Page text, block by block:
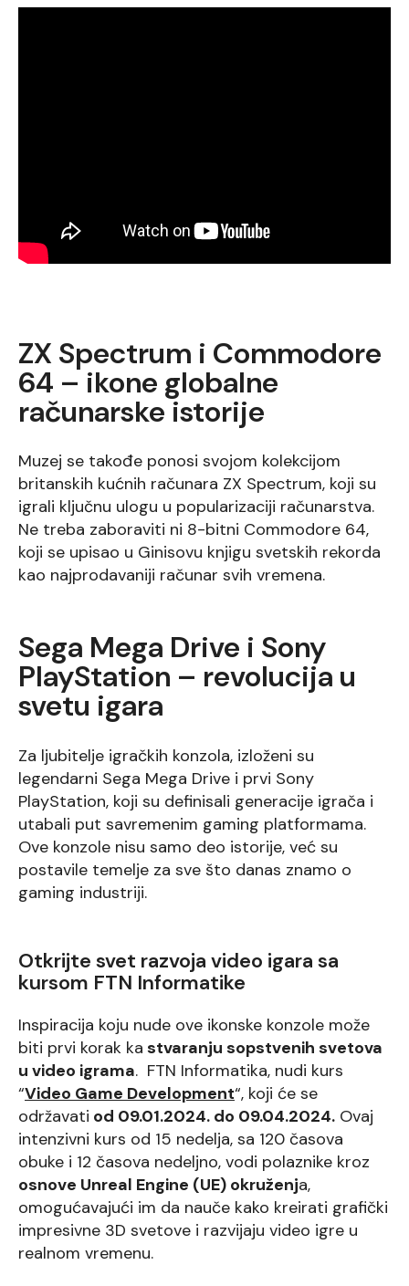
ZX Spectrum i Commodore
64 – ikone globalne
računarske istorije
Muzej se takođe ponosi svojom kolekcijom
britanskih kućnih računara ZX Spectrum, koji su
igrali ključnu ulogu u popularizaciji računarstva.
Ne treba zaboraviti ni 8-bitni Commodore 64,
koji se upisao u Ginisovu knjigu svetskih rekorda
kao najprodavaniji računar svih vremena.
Sega Mega Drive i Sony
PlayStation – revolucija u
svetu igara
Za ljubitelje igračkih konzola, izloženi su
legendarni Sega Mega Drive i prvi Sony
PlayStation, koji su definisali generacije igrača i
utabali put savremenim gaming platformama.
Ove konzole nisu samo deo istorije, već su
postavile temelje za sve što danas znamo o
gaming industriji.
Otkrijte svet razvoja video igara sa
kursom FTN Informatike
Inspiracija koju nude ove ikonske konzole može
biti prvi korak ka stvaranju sopstvenih svetova
u video igrama. FTN Informatika, nudi kurs
“Video Game Development“, koji će se
održavati od 09.01.2024. do 09.04.2024. Ovaj
intenzivni kurs od 15 nedelja, sa 120 časova
obuke i 12 časova nedeljno, vodi polaznike kroz
osnove Unreal Engine (UE) okruženja,
omogućavajući im da nauče kako kreirati grafički
impresivne 3D svetove i razvijaju video igre u
realnom vremenu.